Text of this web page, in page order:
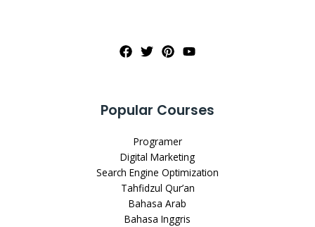
Popular Courses
Programer
Digital Marketing
Search Engine Optimization
Tahfidzul Qur’an
Bahasa Arab
Bahasa Inggris